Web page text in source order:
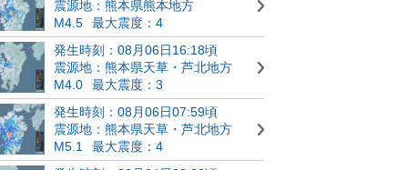
震源地：熊本県熊本地方
M4.5
最大震度：4
発生時刻：08月06日16:18頃
震源地：熊本県天草・芦北地方
M4.0
最大震度：3
発生時刻：08月06日07:59頃
震源地：熊本県天草・芦北地方
M5.1
最大震度：4